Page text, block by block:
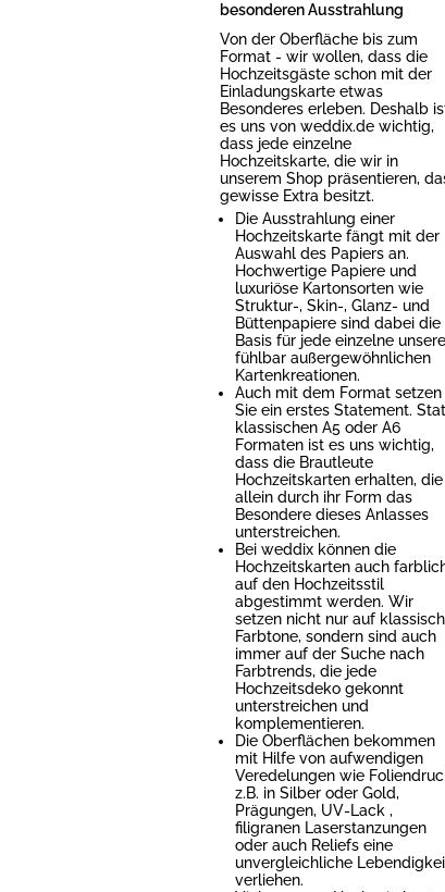
besonderen Ausstrahlung
Von der Oberfläche bis zum
Format - wir wollen, dass die
Hochzeitsgäste schon mit der
Einladungskarte etwas
Besonderes erleben. Deshalb
es uns von weddix.de wichtig,
dass jede einzelne
Hochzeitskarte, die wir in
unserem Shop präsentieren,
gewisse Extra besitzt.
Die Ausstrahlung einer
Hochzeitskarte fängt mit der
Auswahl des Papiers an.
Hochwertige Papiere und
luxuriöse Kartonsorten wie
Struktur-, Skin-, Glanz- und
Büttenpapiere sind dabei die
Basis für jede einzelne
fühlbar außergewöhnlichen
Kartenkreationen.
Auch mit dem Format setzen
Sie ein erstes Statement.
klassischen A5 oder A6
Formaten ist es uns wichtig,
dass die Brautleute
Hochzeitskarten erhalten, die
allein durch ihr Form das
Besondere dieses Anlasses
unterstreichen.
Bei weddix können die
Hochzeitskarten auch
auf den Hochzeitsstil
abgestimmt werden. Wir
setzen nicht nur auf
Farbtone, sondern sind auch
immer auf der Suche nach
Farbtrends, die jede
Hochzeitsdeko gekonnt
unterstreichen und
komplementieren.
Die Oberflächen bekommen
mit Hilfe von aufwendigen
Veredelungen wie
z.B. in Silber oder Gold,
Prägungen, UV-Lack ,
filigranen Laserstanzungen
oder auch Reliefs eine
unvergleichliche
verliehen.